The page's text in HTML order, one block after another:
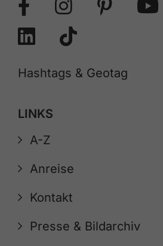
Hashtags & Geotag
LINKS
A-Z
Anreise
Kontakt
Presse & Bildarchiv